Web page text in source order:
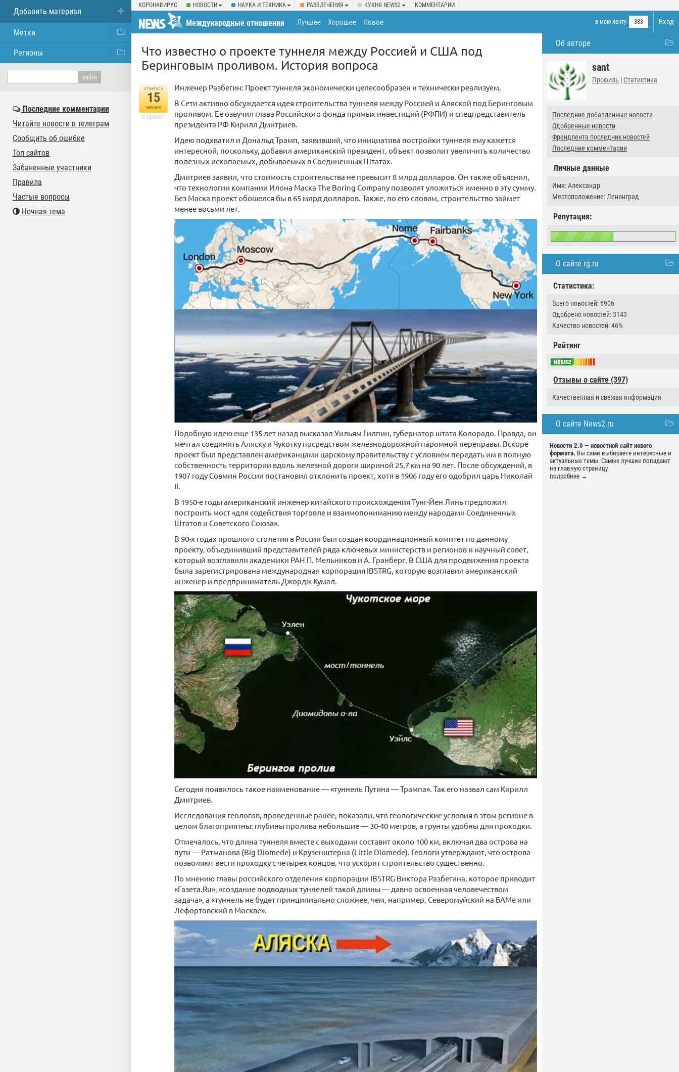
КОРОНАВИРУС НОВОСТИ НАУКА И ТЕХНИКА РАЗВЛЕЧЕНИЯ КУХНЯ NEWS2 КОММЕНТАРИИ
Вход
Международные отношения в мою ленту 383
Лучшее Хорошее Новое
Об авторе
sant
Профиль | Статистика
Последние добавленные новости
Одобренные новости
Френдлента последних новостей
Последние комментарии
Личные данные
Имя: Александр
Местоположение: Ленинград
Репутация:
О сайте rg.ru
Статистика:
Всего новостей: 6906
Одобрено новостей: 3143
Качество новостей: 46%
Рейтинг
Отзывы о сайте (397)
Качественная и свежая информация
О сайте News2.ru
Новости 2.0 — новостной сайт нового
формата. Вы сами выбираете интересные и
актуальные темы. Самые лучшие попадают
на главную страницу.
подробнее →
Что известно о проекте туннеля между Россией и США под
Беринговым проливом. История вопроса
отметили
15
человек
в архиве
Инженер Разбегин: Проект туннеля экономически целесообразен и технически реализуем,
В Сети активно обсуждается идея строительства туннеля между Россией и Аляской под Беринговым
проливом. Ее озвучил глава Российского фонда прямых инвестиций (РФПИ) и спецпредставитель
президента РФ Кирилл Дмитриев.
Идею подхватил и Дональд Трамп, заявивший, что инициатива постройки туннеля ему кажется
интересной, поскольку, добавил американский президент, объект позволит увеличить количество
полезных ископаемых, добываемых в Соединенных Штатах.
Дмитриев заявил, что стоимость строительства не превысит 8 млрд долларов. Он также объяснил,
что технологии компании Илона Маска The Boring Company позволят уложиться именно в эту сумму.
Без Маска проект обошелся бы в 65 млрд долларов. Также, по его словам, строительство займет
менее восьми лет.
Подобную идею еще 135 лет назад высказал Уильям Гилпин, губернатор штата Колорадо. Правда, он
мечтал соединить Аляску и Чукотку посредством железнодорожной паромной переправы. Вскоре
проект был представлен американцами царскому правительству с условием передать им в полную
собственность территории вдоль железной дороги шириной 25,7 км на 90 лет. После обсуждений, в
1907 году Совмин России постановил отклонить проект, хотя в 1906 году его одобрил царь Николай
II.
В 1950-е годы американский инженер китайского происхождения Тунг-Йен Линь предложил
построить мост «для содействия торговле и взаимопониманию между народами Соединенных
Штатов и Советского Союза».
В 90-х годах прошлого столетия в России был создан координационный комитет по данному
проекту, объединивший представителей ряда ключевых министерств и регионов и научный совет,
который возглавили академики РАН П. Мельников и А. Гранберг. В США для продвижения проекта
была зарегистрирована международная корпорация IBSTRG, которую возглавил американский
инженер и предприниматель Джордж Кумал.
Сегодня появилось такое наименование — «туннель Путина — Трампа». Так его назвал сам Кирилл
Дмитриев.
Исследования геологов, проведенные ранее, показали, что геологические условия в этом регионе в
целом благоприятны: глубины пролива небольшие — 30-40 метров, а грунты удобны для проходки.
Отмечалось, что длина туннеля вместе с выходами составит около 100 км, включая два острова на
пути — Ратманова (Big Diomede) и Крузенштерна (Little Diomede). Геологи утверждают, что острова
позволяют вести проходку с четырех концов, что ускорит строительство существенно.
По мнению главы российского отделения корпорации IBSTRG Виктора Разбегина, которое приводит
«Газета.Ru», «создание подводных туннелей такой длины — давно освоенная человечеством
задача», а «туннель не будет принципиально сложнее, чем, например, Северомуйский на БАМе или
Лефортовский в Москве».
Добавить материал
Метки
Регионы
Последние комментарии
Читайте новости в телеграм
Сообщить об ошибке
Топ сайтов
Забаненные участники
Правила
Частые вопросы
Ночная тема